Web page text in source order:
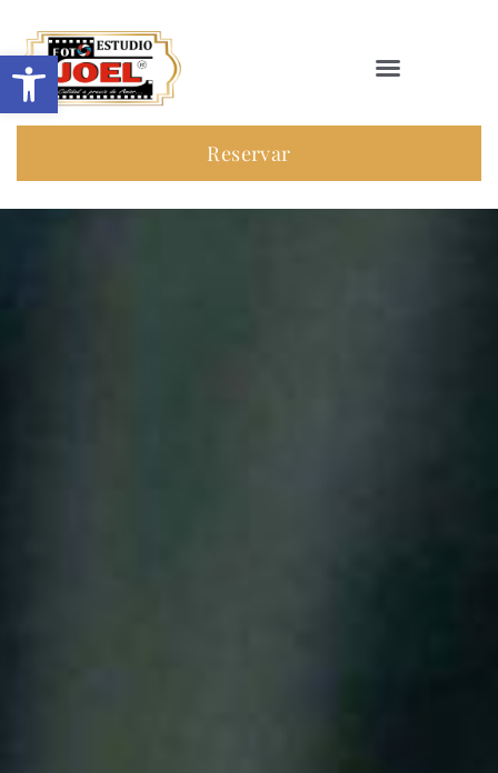
Abrir barra de herramientas
Reservar